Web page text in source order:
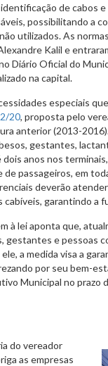
de cabos
possibilitando a
utilizados. As
Kalil e
Diário Oficial do
na capital.
especiais
20, proposta pelo
anterior (2013-
gestantes,
anos nos
passageiros, em
deverão
garantindo a
à lei aponta que,
gestantes e pessoas
a medida visa a
por seu bem-
Municipal no prazo
do vereador
as empresas